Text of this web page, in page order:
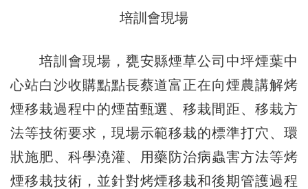
培訓會現場
培訓會現場，甕安縣煙草公司中坪煙葉中
心站白沙收購點點長蔡道富正在向煙農講解烤
煙移栽過程中的煙苗甄選、移栽間距、移栽方
法等技術要求，現場示範移栽的標準打穴、環
狀施肥、科學澆灌、用藥防治病蟲害方法等烤
煙移栽技術，並針對烤煙移栽和後期管護過程